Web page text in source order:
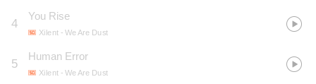
4
You Rise
Xilent- We Are Dust
5
Human Error
Xilent- We Are Dust